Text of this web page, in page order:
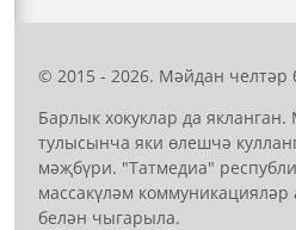
© 2015 - 2026. Мәйдан
Барлык хокуклар да
тулысынча яки өлешчә
мәҗбүри. "Татмедиа"
массакүләм
белән чыгарыла.